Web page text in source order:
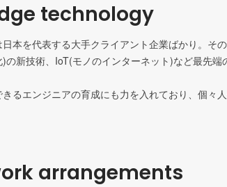
technology
本を代表する大手クライアント企業ばかり。そ
の新技術、IoT(モノのインターネット)など最先
るエンジニアの育成にも力を入れており、個々
arrangements